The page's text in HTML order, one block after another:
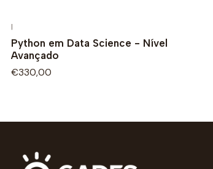
|
Python em Data Science - Nível
Avançado
€330,00